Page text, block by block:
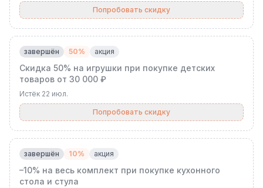
Попробовать скидку
завершён 50% акция
Скидка 50% на игрушки при покупке детских
товаров от 30 000 ₽
Истёк 22 июл.
Попробовать скидку
завершён 10% акция
–10% на весь комплект при покупке кухонного
стола и стула